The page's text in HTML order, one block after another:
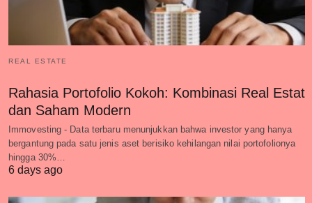
REAL ESTATE
Rahasia Portofolio Kokoh: Kombinasi Real Estat
dan Saham Modern
Immovesting - Data terbaru menunjukkan bahwa investor yang hanya
bergantung pada satu jenis aset berisiko kehilangan nilai portofolionya
hingga 30%…
6 days ago